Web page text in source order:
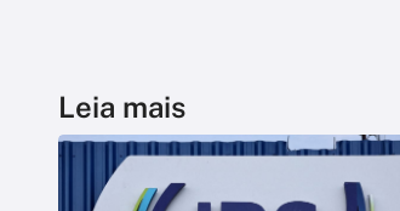
Leia mais